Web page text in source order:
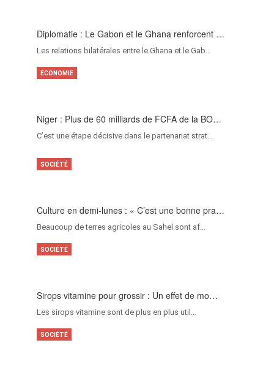
Diplomatie : Le Gabon et le Ghana renforcent …
Les relations bilatérales entre le Ghana et le Gab…
Niger : Plus de 60 milliards de FCFA de la BO…
C’est une étape décisive dans le partenariat strat…
ECONOMIE
Culture en demi-lunes : « C’est une bonne pra…
Beaucoup de terres agricoles au Sahel sont af…
SOCIÉTÉ
Sirops vitamine pour grossir : Un effet de mo…
Les sirops vitamine sont de plus en plus util…
SOCIÉTÉ
SOCIÉTÉ